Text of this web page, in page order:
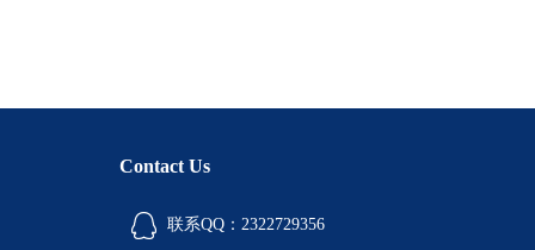
Contact Us
联系QQ：2322729356